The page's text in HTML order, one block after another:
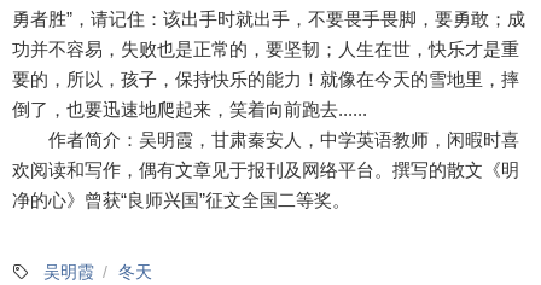
勇者胜”，请记住：该出手时就出手，不要畏手畏脚，要勇敢；成
功并不容易，失败也是正常的，要坚韧；人生在世，快乐才是重
要的，所以，孩子，保持快乐的能力！就像在今天的雪地里，摔
倒了，也要迅速地爬起来，笑着向前跑去......
作者简介：吴明霞，甘肃秦安人，中学英语教师，闲暇时喜
欢阅读和写作，偶有文章见于报刊及网络平台。撰写的散文《明
净的心》曾获“良师兴国”征文全国二等奖。
吴明霞 冬天